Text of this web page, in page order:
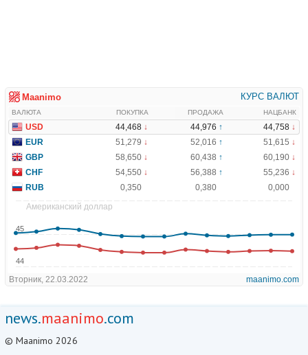
news.maanimo.com
© Maanimo 2026